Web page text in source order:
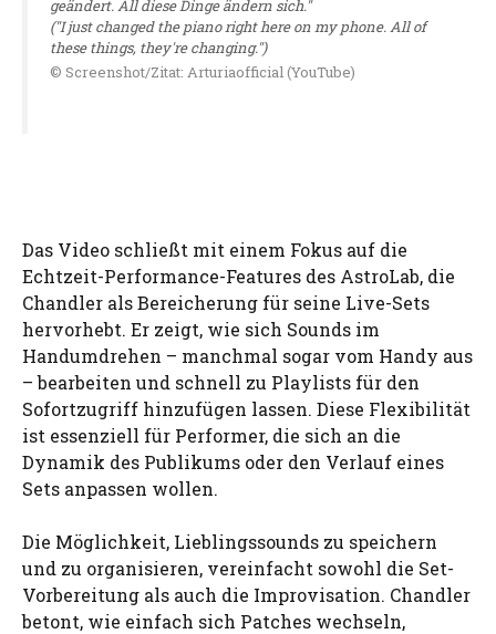
geändert. All diese Dinge ändern sich."
("I just changed the piano right here on my phone. All of
these things, they're changing.")
© Screenshot/Zitat: Arturiaofficial (YouTube)
Das Video schließt mit einem Fokus auf die
Echtzeit-Performance-Features des AstroLab, die
Chandler als Bereicherung für seine Live-Sets
hervorhebt. Er zeigt, wie sich Sounds im
Handumdrehen – manchmal sogar vom Handy aus
– bearbeiten und schnell zu Playlists für den
Sofortzugriff hinzufügen lassen. Diese Flexibilität
ist essenziell für Performer, die sich an die
Dynamik des Publikums oder den Verlauf eines
Sets anpassen wollen.
Die Möglichkeit, Lieblingssounds zu speichern
und zu organisieren, vereinfacht sowohl die Set-
Vorbereitung als auch die Improvisation. Chandler
betont, wie einfach sich Patches wechseln,